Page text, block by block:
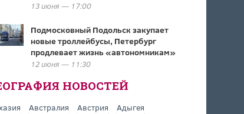
13 июня — 17:00
Подмосковный Подольск закупает
новые троллейбусы, Петербург
продлевает жизнь «автономникам»
12 июня — 11:30
НОВОСТЕЙ
Австралия Австрия
Адыгея